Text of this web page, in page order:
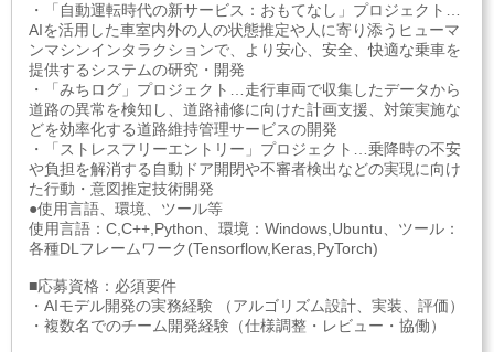
・「自動運転時代の新サービス：おもてなし」プロジェクト…
AIを活用した車室内外の人の状態推定や人に寄り添うヒューマ
ンマシンインタラクションで、より安心、安全、快適な乗車を
提供するシステムの研究・開発
・「みちログ」プロジェクト…走行車両で収集したデータから
道路の異常を検知し、道路補修に向けた計画支援、対策実施な
どを効率化する道路維持管理サービスの開発
・「ストレスフリーエントリー」プロジェクト…乗降時の不安
や負担を解消する自動ドア開閉や不審者検出などの実現に向け
た行動・意図推定技術開発
●使用言語、環境、ツール等
使用言語：C,C++,Python、環境：Windows,Ubuntu、ツール：
各種DLフレームワーク(Tensorflow,Keras,PyTorch)
■応募資格：必須要件
・AIモデル開発の実務経験 （アルゴリズム設計、実装、評価）
・複数名でのチーム開発経験（仕様調整・レビュー・協働）